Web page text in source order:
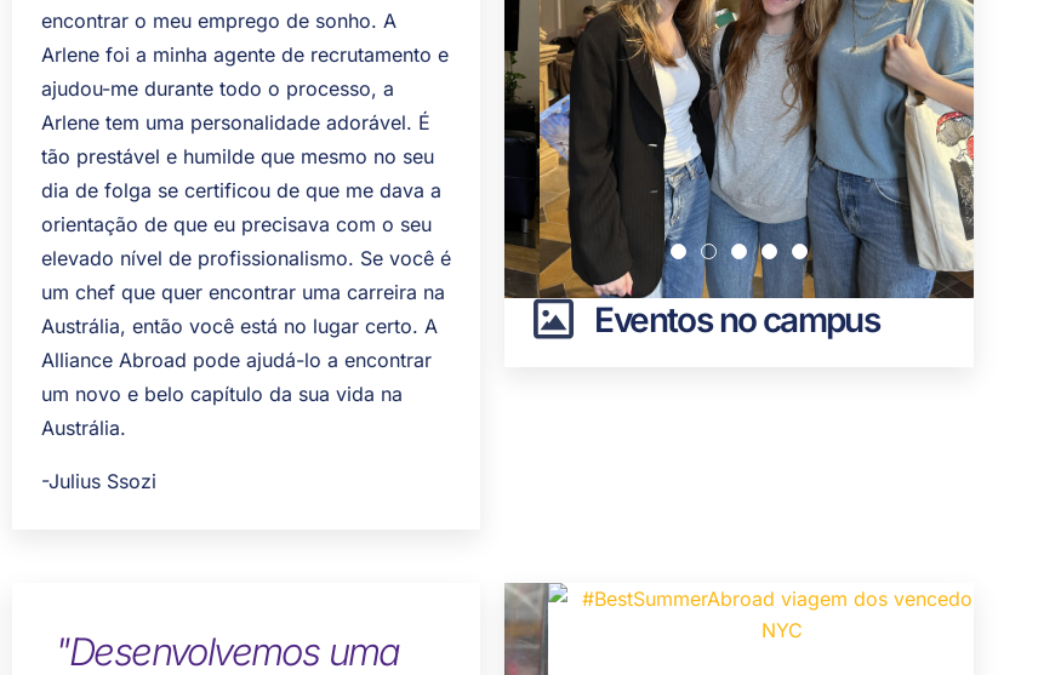
encontrar o meu emprego de sonho. A
Arlene foi a minha agente de recrutamento e
ajudou-me durante todo o processo, a
Arlene tem uma personalidade adorável. É
tão prestável e humilde que mesmo no seu
dia de folga se certificou de que me dava a
orientação de que eu precisava com o seu
elevado nível de profissionalismo. Se você é
um chef que quer encontrar uma carreira na
Austrália, então você está no lugar certo. A
Alliance Abroad pode ajudá-lo a encontrar
um novo e belo capítulo da sua vida na
Austrália.
-Julius Ssozi
Eventos no campus
"Desenvolvemos uma